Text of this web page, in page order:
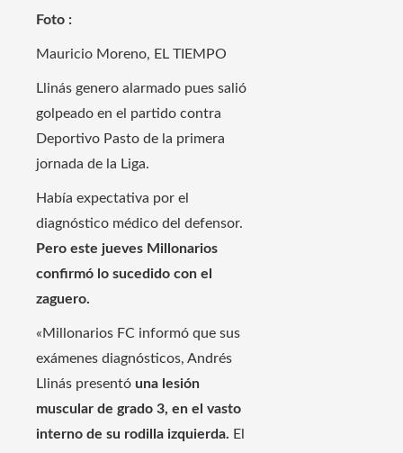
Foto :
Mauricio Moreno, EL TIEMPO
Llinás genero alarmado pues salió
golpeado en el partido contra
Deportivo Pasto de la primera
jornada de la Liga.
Había expectativa por el
diagnóstico médico del defensor.
Pero este jueves Millonarios
confirmó lo sucedido con el
zaguero.
«Millonarios FC informó que sus
exámenes diagnósticos, Andrés
Llinás presentó una lesión
muscular de grado 3, en el vasto
interno de su rodilla izquierda. El